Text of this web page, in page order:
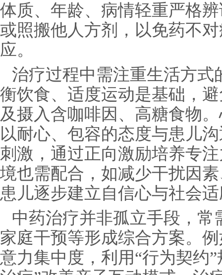
体质、年龄、病情轻重严格
或照搬他人方剂，以免药不
应。
治疗过程中需注重生活方
衡饮食、适度运动是基础，
及摄入含咖啡因、高糖食物
以耐心、包容的态度与患儿
刺激，通过正向激励培养专
境也需配合，如减少干扰因
患儿逐步建立自信心与社会
中药治疗并非孤立手段，
家庭干预等形成综合方案。
意力集中度，利用“行为契约